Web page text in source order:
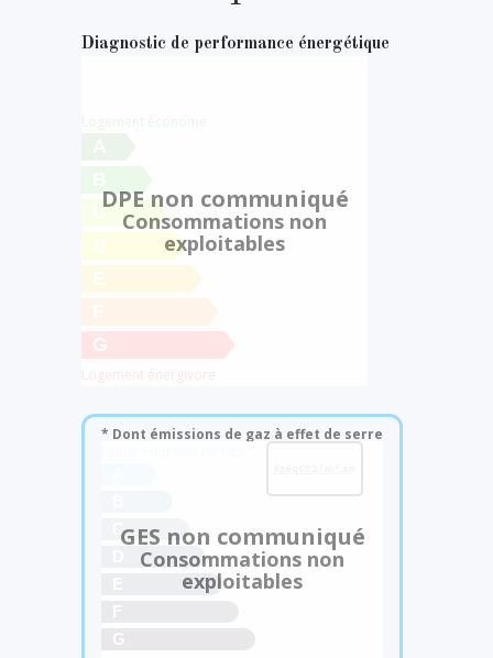
Diagnostic de performance énergétique
C
D
E
G
Logement énergivore
DPE non communiqué
Consommations non
exploitables
* Dont émissions de gaz à effet de serre
C
G
GES non communiqué
Consommations non
exploitables